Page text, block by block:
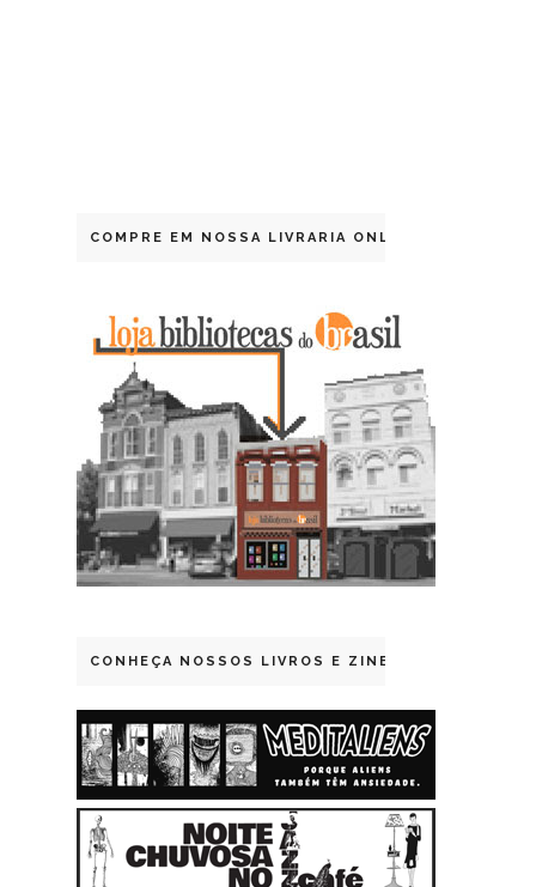
COMPRE EM NOSSA LIVRARIA ONLINE
CONHEÇA NOSSOS LIVROS E ZINES